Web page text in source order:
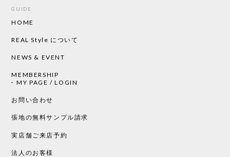
GUIDE
HOME
REAL Style について
NEWS & EVENT
MEMBERSHIP
MY PAGE / LOGIN
お問い合わせ
張地の無料サンプル請求
実店舗ご来店予約
法人のお客様